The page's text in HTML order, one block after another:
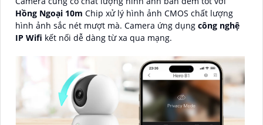
Hồng Ngoại 10m Chip xử lý hình ảnh CMOS chất lượng
hình ảnh sắc nét mượt mà. Camera ứng dụng công nghệ
IP Wifi kết nối dễ dàng từ xa qua mạng.